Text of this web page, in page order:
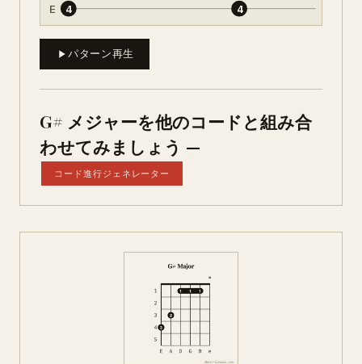
E 4 4
パターン再生
G# メジャーを他のコードと組み合
わせてみましょう —
コード進行ジェネレーター